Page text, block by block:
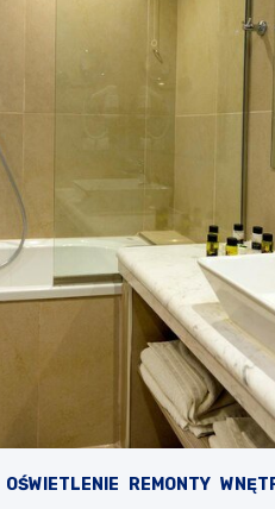
OŚWIETLENIE REMONTY